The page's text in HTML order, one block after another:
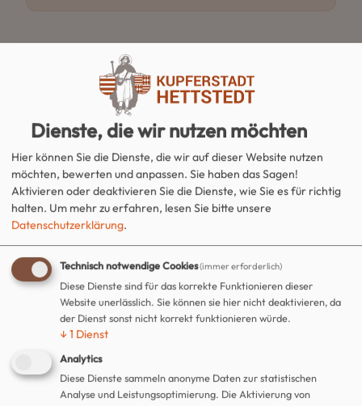
Der Haupt-, Wirtschafts- und
Vergabeausschuss des Stadtrates der Stadt
Hettstedt hat in seiner 13.
öffentlichen/nichtöffentlichen Sitzung am
22.04.2026 folgenden Beschluss gefasst.
Der Stadtrat der Stadt Hettstedt hat in
seiner 14. öffentlichen/nichtöffentlichen
Sitzung am 24.03.2026 folgende Beschlüsse
gefasst.
Der Haupt-, Wirtschafts- und
Dienste, die wir nutzen möchten
Hier können Sie die Dienste, die wir auf dieser Website nutzen
möchten, bewerten und anpassen. Sie haben das Sagen!
Aktivieren oder deaktivieren Sie die Dienste, wie Sie es für richtig
halten. Um mehr zu erfahren, lesen Sie bitte unsere
Datenschutzerklärung.
Technisch notwendige Cookies(immer erforderlich)
Diese Dienste sind für das korrekte Funktionieren dieser
Website unerlässlich. Sie können sie hier nicht deaktivieren, da
der Dienst sonst nicht korrekt funktionieren würde.
↓1 Dienst
Analytics
Diese Dienste sammeln anonyme Daten zur statistischen
Analyse und Leistungsoptimierung. Die Aktivierung von